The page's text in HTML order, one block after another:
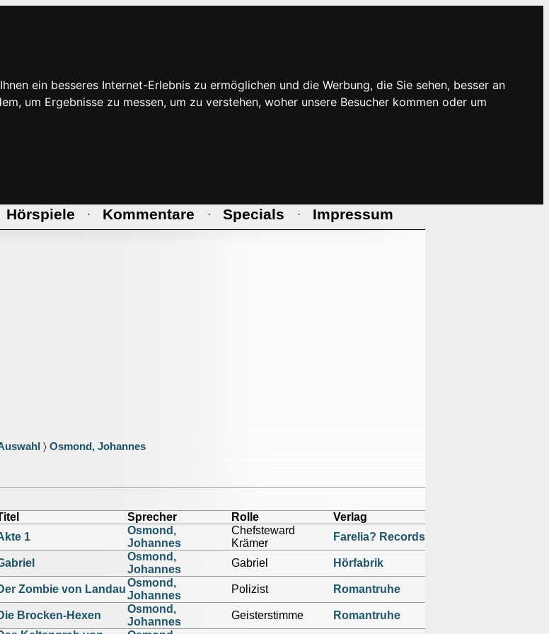
ein besseres Internet-Erlebnis zu ermöglichen und die Werbung, die Sie sehen, besser an
um Ergebnisse zu messen, um zu verstehen, woher unsere Besucher kommen oder um
Hörspiele · Kommentare · Specials · Impressum
〉 Osmond, Johannes
Sprecher Rolle
Verlag
1
Osmond,
Johannes
Chefsteward
Krämer
Farelia? Records
Osmond,
Johannes
Gabriel
Hörfabrik
Zombie von Landau
Osmond,
Johannes
Polizist
Romantruhe
Brocken-Hexen
Osmond,
Johannes
Geisterstimme
Romantruhe